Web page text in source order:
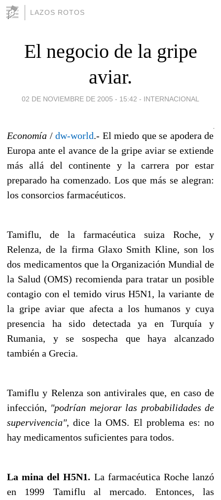
LAZOS ROTOS
El negocio de la gripe
aviar.
02 DE NOVIEMBRE DE 2005 - 15:42 - INTERNACIONAL
Economía / dw-world.- El miedo que se apodera de
Europa ante el avance de la gripe aviar se extiende
más allá del continente y la carrera por estar
preparado ha comenzado. Los que más se alegran:
los consorcios farmacéuticos.
Tamiflu, de la farmacéutica suiza Roche, y
Relenza, de la firma Glaxo Smith Kline, son los
dos medicamentos que la Organización Mundial de
la Salud (OMS) recomienda para tratar un posible
contagio con el temido virus H5N1, la variante de
la gripe aviar que afecta a los humanos y cuya
presencia ha sido detectada ya en Turquía y
Rumania, y se sospecha que haya alcanzado
también a Grecia.
Tamiflu y Relenza son antivirales que, en caso de
infección, "podrían mejorar las probabilidades de
supervivencia", dice la OMS. El problema es: no
hay medicamentos suficientes para todos.
La mina del H5N1. La farmacéutica Roche lanzó
en 1999 Tamiflu al mercado. Entonces, las